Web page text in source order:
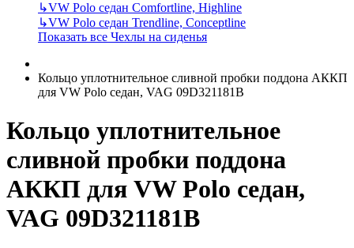
↳VW Polo седан Comfortline, Highline
↳VW Polo седан Trendline, Conceptline
Показать все Чехлы на сиденья
Кольцо уплотнительное сливной пробки поддона АККП
для VW Polo седан, VAG 09D321181B
Кольцо уплотнительное
сливной пробки поддона
АККП для VW Polo седан,
VAG 09D321181B